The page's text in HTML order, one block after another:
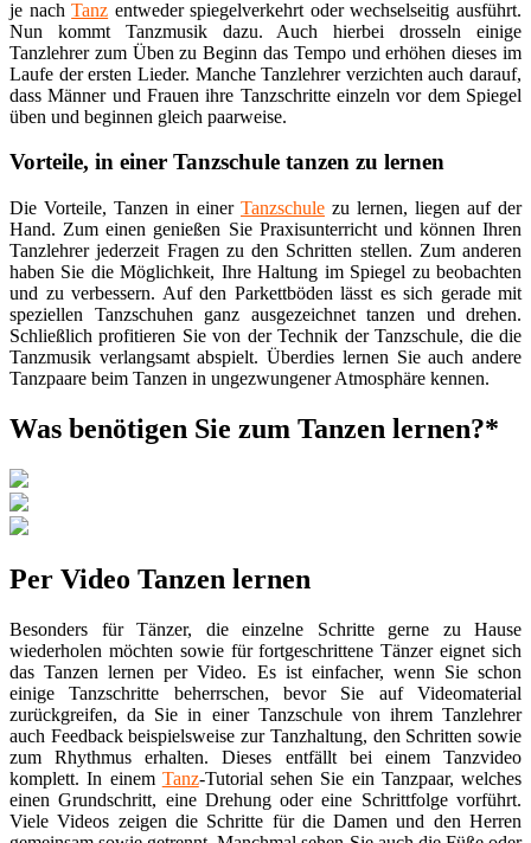
je nachTanz entweder spiegelverkehrt oder wechselseitig ausführt.
Nun kommt Tanzmusik dazu. Auch hierbei drosseln einige
Tanzlehrer zum Üben zu Beginn das Tempo und erhöhen dieses im
Laufe der ersten Lieder. Manche Tanzlehrer verzichten auch darauf,
dass Männer und Frauen ihre Tanzschritte einzeln vor dem Spiegel
üben und beginnen gleich paarweise.
Vorteile, in einer Tanzschule tanzen zu lernen
Die Vorteile, Tanzen in einer Tanzschule zu lernen, liegen auf der
Hand. Zum einen genießen Sie Praxisunterricht und können Ihren
Tanzlehrer jederzeit Fragen zu den Schritten stellen. Zum anderen
haben Sie die Möglichkeit, Ihre Haltung im Spiegel zu beobachten
und zu verbessern. Auf den Parkettböden lässt es sich gerade mit
speziellen Tanzschuhen ganz ausgezeichnet tanzen und drehen.
Schließlich profitieren Sie von der Technik der Tanzschule, die die
Tanzmusik verlangsamt abspielt. Überdies lernen Sie auch andere
Tanzpaare beim Tanzen in ungezwungener Atmosphäre kennen.
Was benötigen Sie zum Tanzen lernen?*
Per Video Tanzen lernen
Besonders für Tänzer, die einzelne Schritte gerne zu Hause
wiederholen möchten sowie für fortgeschrittene Tänzer eignet sich
das Tanzen lernen per Video. Es ist einfacher, wenn Sie schon
einige Tanzschritte beherrschen, bevor Sie auf Videomaterial
zurückgreifen, da Sie in einer Tanzschule von ihrem Tanzlehrer
auch Feedback beispielsweise zur Tanzhaltung, den Schritten sowie
zum Rhythmus erhalten. Dieses entfällt bei einem Tanzvideo
komplett. In einem Tanz-Tutorial sehen Sie ein Tanzpaar, welches
einen Grundschritt, eine Drehung oder eine Schrittfolge vorführt.
Viele Videos zeigen die Schritte für die Damen und den Herren